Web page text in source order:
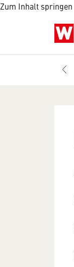
Zum Inhalt springen